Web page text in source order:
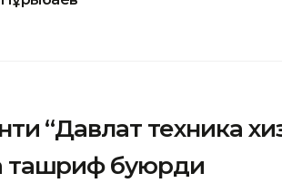
“Давлат техника
ташриф буюрди